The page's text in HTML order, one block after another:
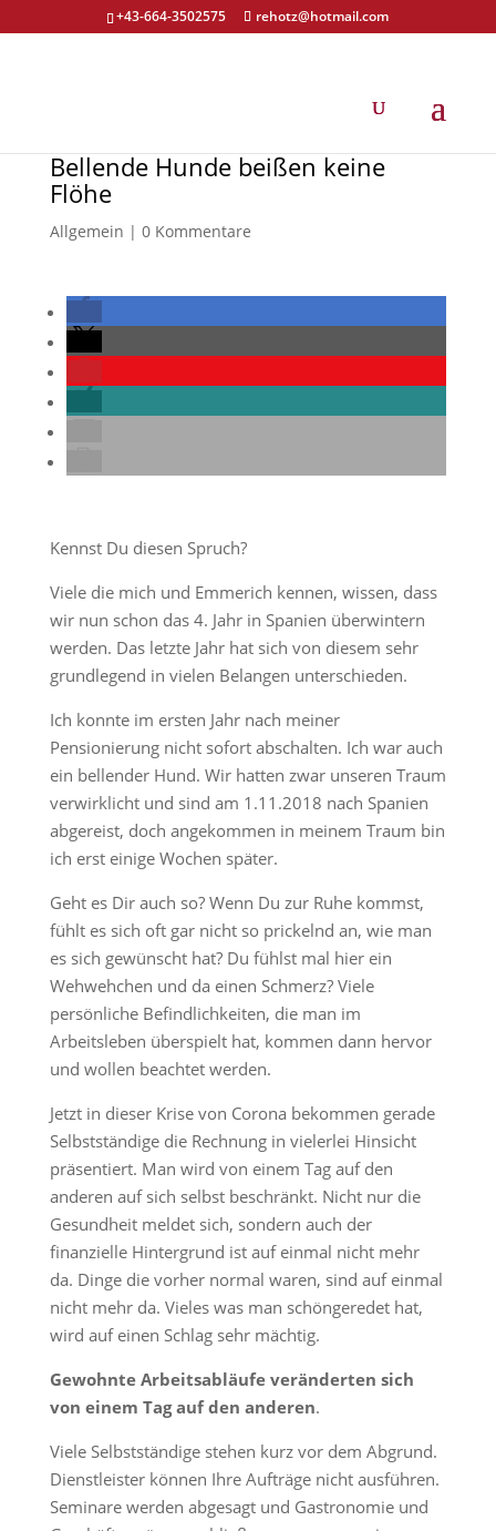
+43-664-3502575 rehotz@hotmail.com
Bellende Hunde beißen keine
Flöhe
Allgemein | 0 Kommentare
Kennst Du diesen Spruch?
Viele die mich und Emmerich kennen, wissen, dass
wir nun schon das 4. Jahr in Spanien überwintern
werden. Das letzte Jahr hat sich von diesem sehr
grundlegend in vielen Belangen unterschieden.
Ich konnte im ersten Jahr nach meiner
Pensionierung nicht sofort abschalten. Ich war auch
ein bellender Hund. Wir hatten zwar unseren Traum
verwirklicht und sind am 1.11.2018 nach Spanien
abgereist, doch angekommen in meinem Traum bin
ich erst einige Wochen später.
Geht es Dir auch so? Wenn Du zur Ruhe kommst,
fühlt es sich oft gar nicht so prickelnd an, wie man
es sich gewünscht hat? Du fühlst mal hier ein
Wehwehchen und da einen Schmerz? Viele
persönliche Befindlichkeiten, die man im
Arbeitsleben überspielt hat, kommen dann hervor
und wollen beachtet werden.
Jetzt in dieser Krise von Corona bekommen gerade
Selbstständige die Rechnung in vielerlei Hinsicht
präsentiert. Man wird von einem Tag auf den
anderen auf sich selbst beschränkt. Nicht nur die
Gesundheit meldet sich, sondern auch der
finanzielle Hintergrund ist auf einmal nicht mehr
da. Dinge die vorher normal waren, sind auf einmal
nicht mehr da. Vieles was man schöngeredet hat,
wird auf einen Schlag sehr mächtig.
Gewohnte Arbeitsabläufe veränderten sich
von einem Tag auf den anderen.
Viele Selbstständige stehen kurz vor dem Abgrund.
Dienstleister können Ihre Aufträge nicht ausführen.
Seminare werden abgesagt und Gastronomie und